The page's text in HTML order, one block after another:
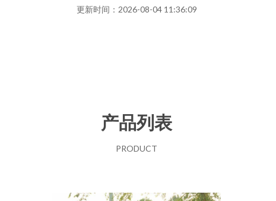
更新时间：2026-08-04 11:36:09
产品列表
PRODUCT